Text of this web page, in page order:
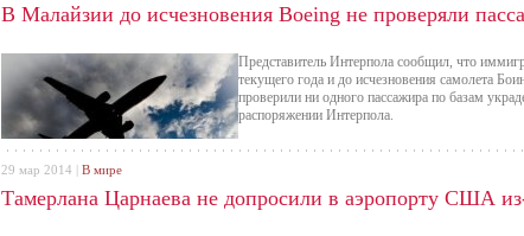
В Малайзии до исчезновения Boeing не проверяли
Представитель Интерпола сообщил, что
текущего года и до исчезновения самолета
проверили ни одного пассажира по базам
распоряжении Интерпола.
Тамерлана Царнаева не допросили в аэропорту США
29 мар 2014 | В мире